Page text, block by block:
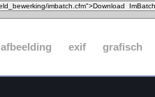
afbeelding exif grafisch